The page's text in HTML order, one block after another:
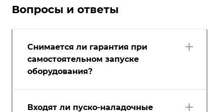
Вопросы и ответы
Снимается ли гарантия при
самостоятельном запуске
оборудования?
Входят ли пуско-наладочные